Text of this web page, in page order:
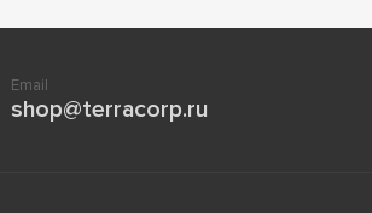
Email
shop@terracorp.ru